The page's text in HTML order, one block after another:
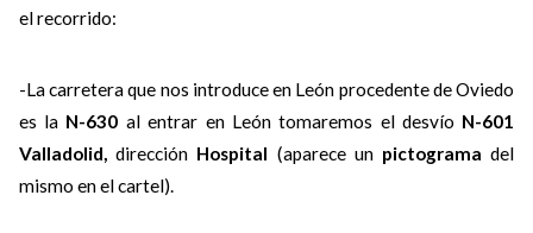
el recorrido:
-La carretera que nos introduce en León procedente de Oviedo
es la N-630 al entrar en León tomaremos el desvío N-601
Valladolid,dirección Hospital (aparece un pictograma del
mismo en el cartel).